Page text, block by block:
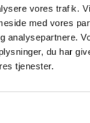
vores trafik.
med vores
analysepartnere.
du har
tjenester.